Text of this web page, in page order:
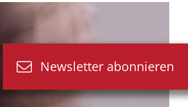
Newsletter abonnieren